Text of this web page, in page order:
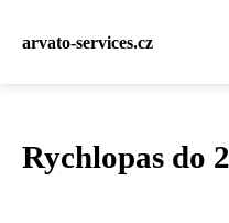
arvato-services.cz
Rychlopas do